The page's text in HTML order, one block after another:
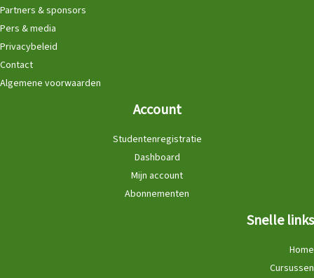
Partners & sponsors
Pers & media
Privacybeleid
Contact
Algemene voorwaarden
Account
Studentenregistratie
Dashboard
Mijn account
Abonnementen
Snelle links
Home
Cursussen